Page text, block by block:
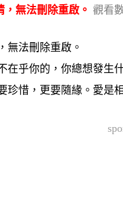
無法刪除重啟。 觀看
無法刪除重啟。
在乎你的，你總想發生
珍惜，更要隨緣。愛是